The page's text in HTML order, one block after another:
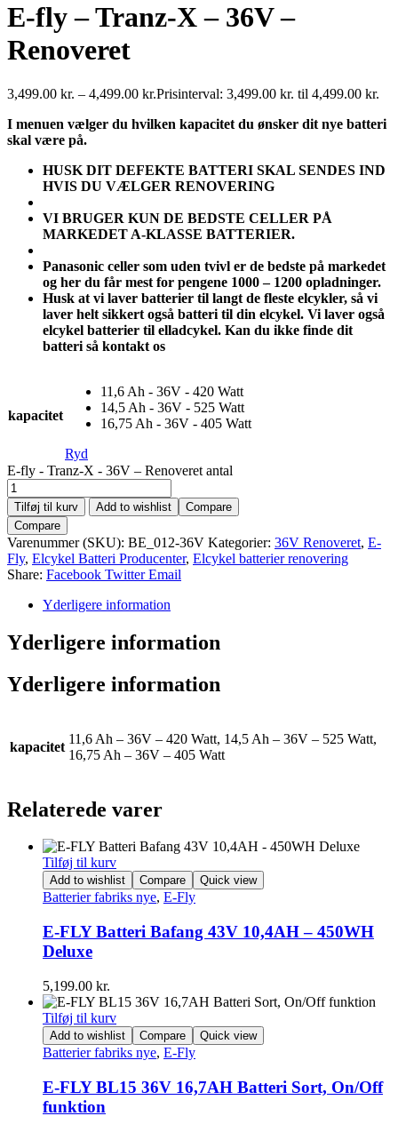
E-fly – Tranz-X – 36V –
Renoveret
3,499.00 kr. – 4,499.00 kr.Prisinterval: 3,499.00 kr. til 4,499.00 kr.
I menuen vælger du hvilken kapacitet du ønsker dit nye batteri
skal være på.
HUSK DIT DEFEKTE BATTERI SKAL SENDES IND
HVIS DU VÆLGER RENOVERING
VI BRUGER KUN DE BEDSTE CELLER PÅ
MARKEDET A-KLASSE BATTERIER.
Panasonic celler som uden tvivl er de bedste på markedet
og her du får mest for pengene 1000 – 1200 opladninger.
Husk at vi laver batterier til langt de fleste elcykler, så vi
laver helt sikkert også batteri til din elcykel. Vi laver også
elcykel batterier til elladcykel. Kan du ikke finde dit
batteri så kontakt os
kapacitet
11,6 Ah - 36V - 420 Watt
14,5 Ah - 36V - 525 Watt
16,75 Ah - 36V - 405 Watt
Ryd
E-fly - Tranz-X - 36V – Renoveret antal
Tilføj til kurv Add to wishlist
Compare
Compare
Varenummer (SKU): BE_012-36V Kategorier: 36V Renoveret, E-
Fly, Elcykel Batteri Producenter, Elcykel batterier renovering
Share: Facebook Twitter Email
Yderligere information
Yderligere information
Yderligere information
kapacitet
11,6 Ah – 36V – 420 Watt, 14,5 Ah – 36V – 525 Watt,
16,75 Ah – 36V – 405 Watt
Relaterede varer
Tilføj til kurv
Add to wishlist Compare Quick view
Batterier fabriks nye, E-Fly
E-FLY Batteri Bafang 43V 10,4AH – 450WH
Deluxe
5,199.00 kr.
Tilføj til kurv
Add to wishlist Compare Quick view
Batterier fabriks nye, E-Fly
E-FLY BL15 36V 16,7AH Batteri Sort, On/Off
funktion